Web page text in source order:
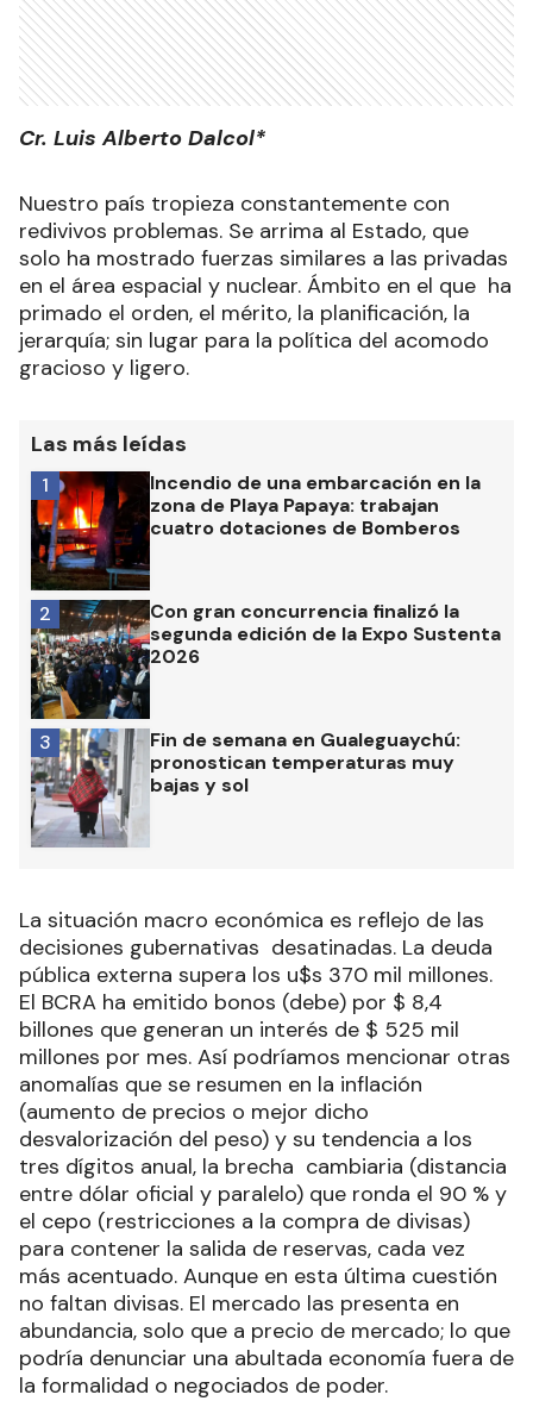
Cr. Luis Alberto Dalcol*
Nuestro país tropieza constantemente con
redivivos problemas. Se arrima al Estado, que
solo ha mostrado fuerzas similares a las privadas
en el área espacial y nuclear. Ámbito en el que ha
primado el orden, el mérito, la planificación, la
jerarquía; sin lugar para la política del acomodo
gracioso y ligero.
Las más leídas
Incendio de una embarcación en la
zona de Playa Papaya: trabajan
cuatro dotaciones de Bomberos
1
Con gran concurrencia finalizó la
segunda edición de la Expo Sustenta
2026
2
Fin de semana en Gualeguaychú:
pronostican temperaturas muy
bajas y sol
3
La situación macro económica es reflejo de las
decisiones gubernativas desatinadas. La deuda
pública externa supera los u$s 370 mil millones.
El BCRA ha emitido bonos (debe) por $ 8,4
billones que generan un interés de $ 525 mil
millones por mes. Así podríamos mencionar otras
anomalías que se resumen en la inflación
(aumento de precios o mejor dicho
desvalorización del peso) y su tendencia a los
tres dígitos anual, la brecha cambiaria (distancia
entre dólar oficial y paralelo) que ronda el 90 % y
el cepo (restricciones a la compra de divisas)
para contener la salida de reservas, cada vez
más acentuado. Aunque en esta última cuestión
no faltan divisas. El mercado las presenta en
abundancia, solo que a precio de mercado; lo que
podría denunciar una abultada economía fuera de
la formalidad o negociados de poder.